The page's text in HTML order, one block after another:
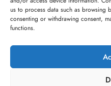
us to process data such as browsing
consenting or withdrawing consent,
functions.
Instagram